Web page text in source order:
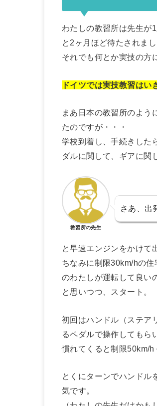
わたしの教習所は先生が
と2ヶ月ほど待たされま
それでも何とか実技の方
ドイツでは実技教習はい
まあ日本の教習所のよう
たのですが・・・
学校到着し、手続きした
ダルに関して、ギアに関
教習所の先生
さあ、出
と早速エンジンをかけて
ちなみに制限30km/hの
のわたしが運転して良い
と思いつつ、スタート。
初回はハンドル（ステア
るペダルで操作してもら
慣れてくると制限50km/h
とくにターンでハンドル
気です。